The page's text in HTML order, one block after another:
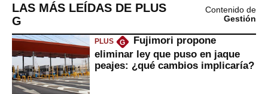
LAS MÁS LEÍDAS DE PLUS
G
Contenido de
Gestión
PLUS G
Fujimori propone
eliminar ley que puso en jaque
peajes: ¿qué cambios implicaría?